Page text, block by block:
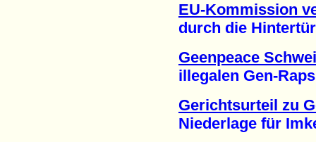
EU-Kommission
durch die Hintertür
Geenpeace
illegalen Gen-Raps
Gerichtsurteil zu
Niederlage für